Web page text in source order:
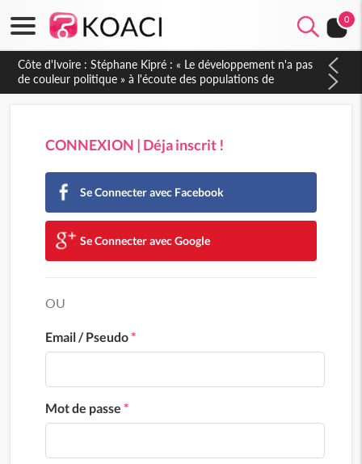
0
CONNEXION | Déja inscrit !
Se Connecter avec Facebook
Se Connecter avec Google
OU
Email / Pseudo*
Mot de passe *